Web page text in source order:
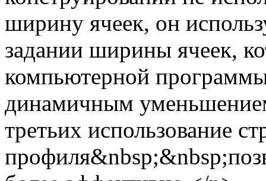
ширину ячеек, он
задании ширины ячеек,
компьютерной
динамичным
третьих использование